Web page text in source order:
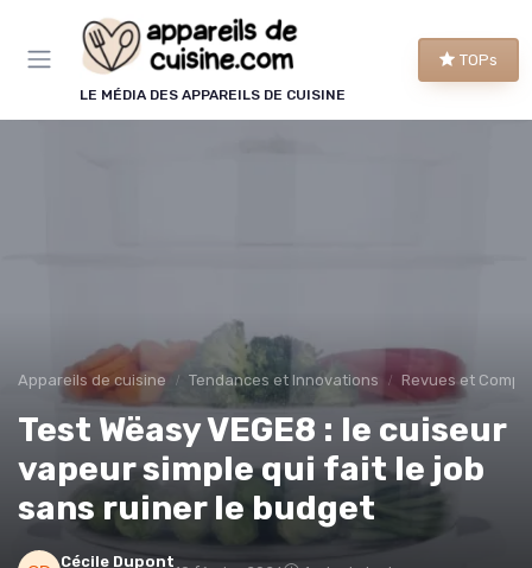
LE MÉDIA DES APPAREILS DE CUISINE
TOPs
Appareils de cuisine Tendances et Innovations Revues et
Test Wëasy VEGE8 : le cuiseur
vapeur simple qui fait le job
sans ruiner le budget
Cécile Dupont
Panneau de gestion des cookies